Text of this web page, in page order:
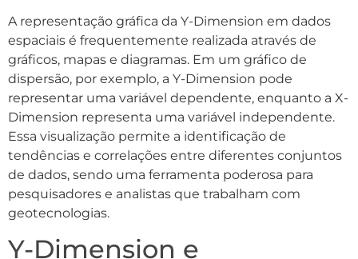
A representação gráfica da Y-Dimension em dados
espaciais é frequentemente realizada através de
gráficos, mapas e diagramas. Em um gráfico de
dispersão, por exemplo, a Y-Dimension pode
representar uma variável dependente, enquanto a X-
Dimension representa uma variável independente.
Essa visualização permite a identificação de
tendências e correlações entre diferentes conjuntos
de dados, sendo uma ferramenta poderosa para
pesquisadores e analistas que trabalham com
geotecnologias.
Y-Dimension e